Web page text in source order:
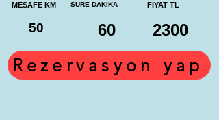
MESAFE KM
50
SÜRE DAKİKA
60
FİYAT TL
2300
Rezervasyon yap